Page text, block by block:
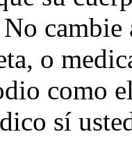
o
como
sí